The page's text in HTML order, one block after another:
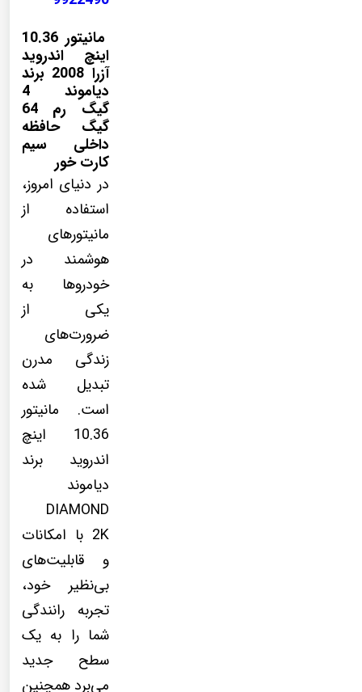
مانیتور 10.36
اینچ اندروید
آزرا 2008 برند
دیاموند 4
گیگ رم 64
گیگ حافظه
داخلی سیم
کارت خور
در دنیای امروز،
استفاده از
مانیتورهای
هوشمند در
خودروها به
یکی از
ضرورت‌های
زندگی مدرن
تبدیل شده
است. مانیتور
10.36 اینچ
اندروید برند
دیاموند
DIAMOND
2K با امکانات
و قابلیت‌های
بی‌نظیر خود،
تجربه رانندگی
شما را به یک
سطح جدید
می‌برد همچنین